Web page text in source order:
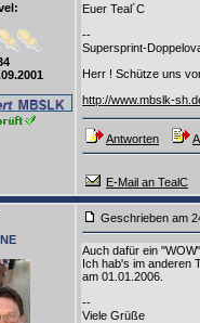
Euer Teal´C
--
Supersprint-
Herr ! Schütze uns
http://www.mbslk-
Antworten
E-Mail an TealC
Geschrieben
Auch dafür ein
Ich hab's im anderen
am 01.01.2006.
--
Viele Grüße